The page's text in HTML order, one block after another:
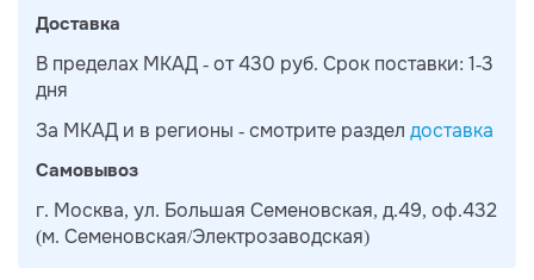
Доставка
В пределах МКАД - от 430 руб. Срок поставки: 1-3
дня
За МКАД и в регионы - смотрите раздел доставка
Самовывоз
г. Москва, ул. Большая Семеновская, д.49, оф.432
(м. Семеновская/Электрозаводская)